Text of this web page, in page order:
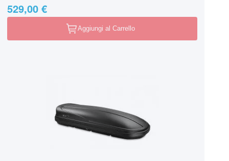
529,00 €
Aggiungi al Carrello